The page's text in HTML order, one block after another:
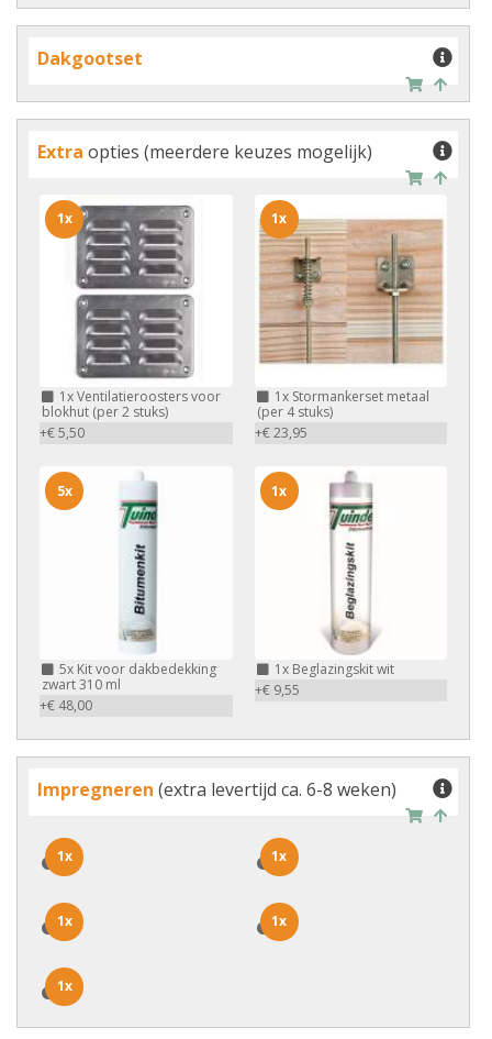
Dakgootset
Extra opties (meerdere keuzes mogelijk)
1xVentilatieroosters voor
blokhut (per 2 stuks)
+€ 5,50
1x
1xStormankerset metaal
(per 4 stuks)
+€ 23,95
1x
5x Kit voor dakbedekking
zwart 310 ml
+€ 48,00
5x
1xBeglazingskit wit
+€ 9,55
1x
Impregneren (extra levertijd ca. 6-8 weken)
1x
1x 1x
1x
1x
1x 1x
1x
1x
1x